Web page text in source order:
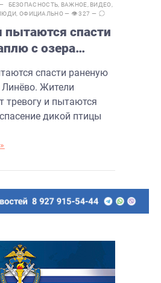
БЕЗОПАСНОСТЬ ВАЖНОЕ ВИДЕО
ОФИЦИАЛЬНО— 👁 327 —
пытаются спасти
с озера
спасти раненую
Жители
тревогу и пытаются
дикой птицы